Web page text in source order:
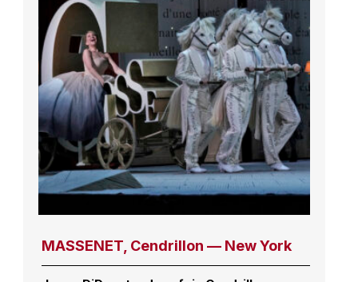
MASSENET, Cendrillon — New York